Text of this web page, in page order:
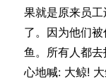
果就是原来员
了。因为他们
鱼。所有人都
心地喊: 大鲸!